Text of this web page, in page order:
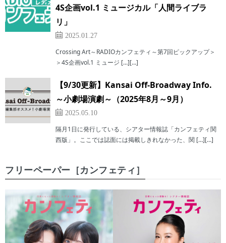
4S企画vol.1 ミュージカル「人間ライブラ
リ」
2025.01.27
Crossing Art～RADIOカンフェティ～第7回ピックアップ＞
＞4S企画vol.1 ミュージ […][…]
【9/30更新】Kansai Off-Broadway Info.
～小劇場演劇～（2025年8月～9月）
2025.05.10
隔月1日に発行している、シアター情報誌「カンフェティ関
西版」。ここでは誌面には掲載しきれなかった、関 […][…]
フリーペーパー［カンフェティ］